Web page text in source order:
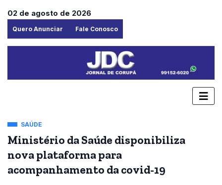
02 de agosto de 2026
Quero Anunciar Fale Conosco
SAÚDE
Ministério da Saúde disponibiliza
nova plataforma para
acompanhamento da covid-19